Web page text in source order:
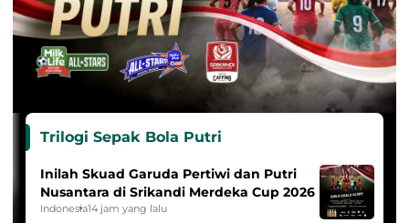
Trilogi Sepak Bola Putri
Inilah Skuad Garuda Pertiwi dan Putri
Nusantara di Srikandi Merdeka Cup 2026
Indonesia14 jam yang lalu